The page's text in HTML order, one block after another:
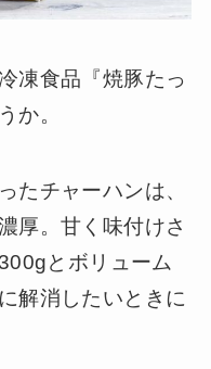
凍食品『焼豚たっ
か。
たチャーハンは、
厚。甘く味付けさ
とボリューム
解消したいときに